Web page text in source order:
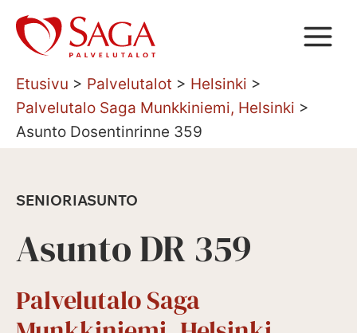
Siirry
sisältöön
Etusivu > Palvelutalot > Helsinki >
Palvelutalo Saga Munkkiniemi, Helsinki >
Asunto Dosentinrinne 359
SENIORIASUNTO
Asunto DR 359
Palvelutalo Saga